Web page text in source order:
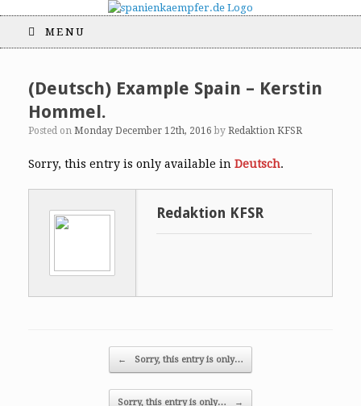
MENU
(Deutsch) Example Spain – Kerstin
Hommel.
Posted on Monday December 12th, 2016 by Redaktion KFSR
Sorry, this entry is only available in Deutsch.
Redaktion KFSR
← Sorry, this entry is only…
Sorry, this entry is only… →